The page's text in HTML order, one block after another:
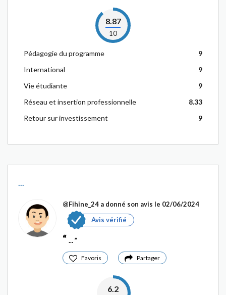
8.87
10
Pédagogie du programme
9
International
9
Vie étudiante
9
Réseau et insertion professionnelle
8.33
Retour sur investissement
9
...
@Fihine_24 a donné son avis le 02/06/2024
Avis vérifié
...
Favoris Partager
6.2